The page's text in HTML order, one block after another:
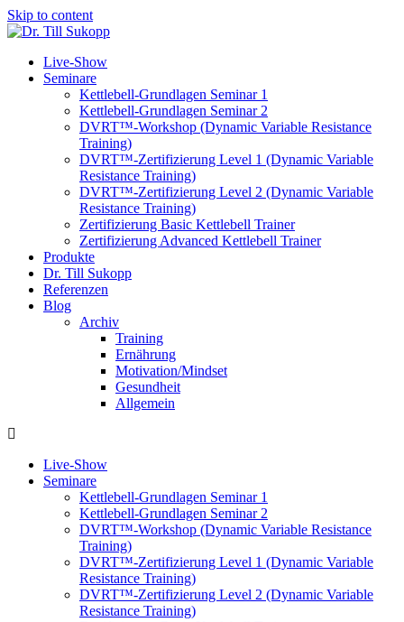
Skip to content
Live-Show
Seminare
Kettlebell-Grundlagen Seminar 1
Kettlebell-Grundlagen Seminar 2
DVRT™-Workshop (Dynamic Variable Resistance
Training)
DVRT™-Zertifizierung Level 1 (Dynamic Variable
Resistance Training)
DVRT™-Zertifizierung Level 2 (Dynamic Variable
Resistance Training)
Zertifizierung Basic Kettlebell Trainer
Zertifizierung Advanced Kettlebell Trainer
Produkte
Dr. Till Sukopp
Referenzen
Blog
Archiv
Training
Ernährung
Motivation/Mindset
Gesundheit
Allgemein
Live-Show
Seminare
Kettlebell-Grundlagen Seminar 1
Kettlebell-Grundlagen Seminar 2
DVRT™-Workshop (Dynamic Variable Resistance
Training)
DVRT™-Zertifizierung Level 1 (Dynamic Variable
Resistance Training)
DVRT™-Zertifizierung Level 2 (Dynamic Variable
Resistance Training)